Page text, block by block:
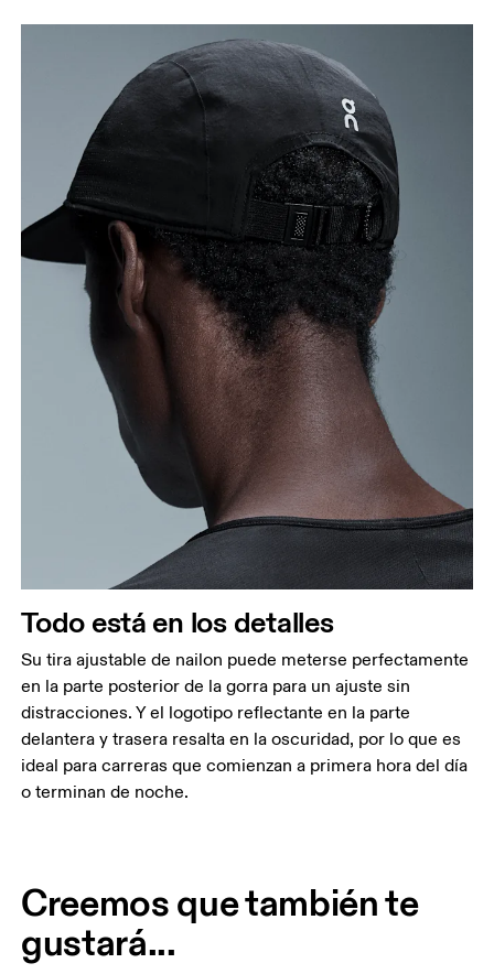
Todo está en los detalles
Su tira ajustable de nailon puede meterse perfectamente
en la parte posterior de la gorra para un ajuste sin
distracciones. Y el logotipo reflectante en la parte
delantera y trasera resalta en la oscuridad, por lo que es
ideal para carreras que comienzan a primera hora del día
o terminan de noche.
Creemos que también te
gustará...